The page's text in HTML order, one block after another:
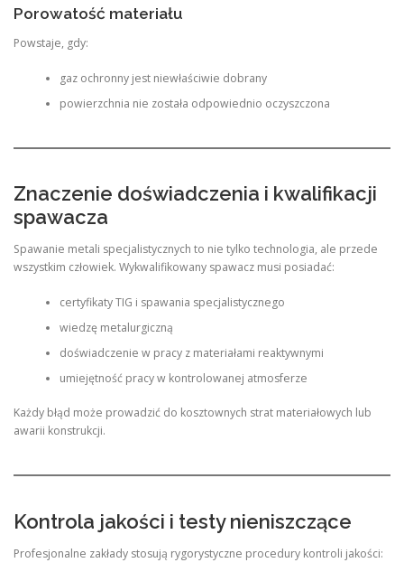
Porowatość materiału
Powstaje, gdy:
gaz ochronny jest niewłaściwie dobrany
powierzchnia nie została odpowiednio oczyszczona
Znaczenie doświadczenia i kwalifikacji
spawacza
Spawanie metali specjalistycznych to nie tylko technologia, ale przede
wszystkim człowiek. Wykwalifikowany spawacz musi posiadać:
certyfikaty TIG i spawania specjalistycznego
wiedzę metalurgiczną
doświadczenie w pracy z materiałami reaktywnymi
umiejętność pracy w kontrolowanej atmosferze
Każdy błąd może prowadzić do kosztownych strat materiałowych lub
awarii konstrukcji.
Kontrola jakości i testy nieniszczące
Profesjonalne zakłady stosują rygorystyczne procedury kontroli jakości: